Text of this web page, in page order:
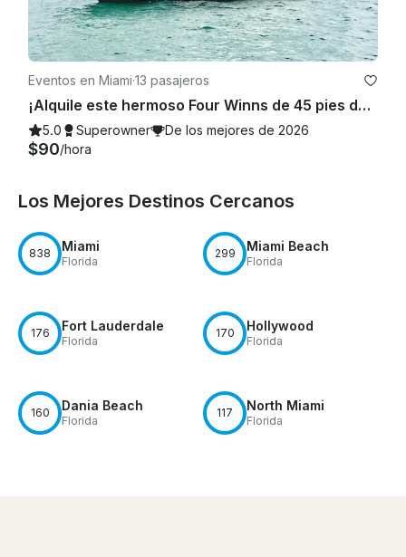
Eventos en Miami·13 pasajeros
¡Alquile este hermoso Four Winns de 45 pies de descuento con 100$ o una moto acuática GRATIS de lunes a viernes!
5.0 Superowner De los mejores de 2026
$90/hora
Los Mejores Destinos Cercanos
838 Miami
Florida
299 Miami Beach
Florida
176 Fort Lauderdale
Florida
170 Hollywood
Florida
160 Dania Beach
Florida
117 North Miami
Florida